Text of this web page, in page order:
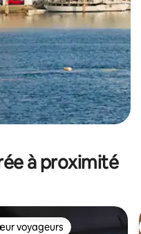
à proximité
voyageurs